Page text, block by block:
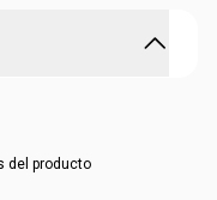
para enmarcar,
del producto